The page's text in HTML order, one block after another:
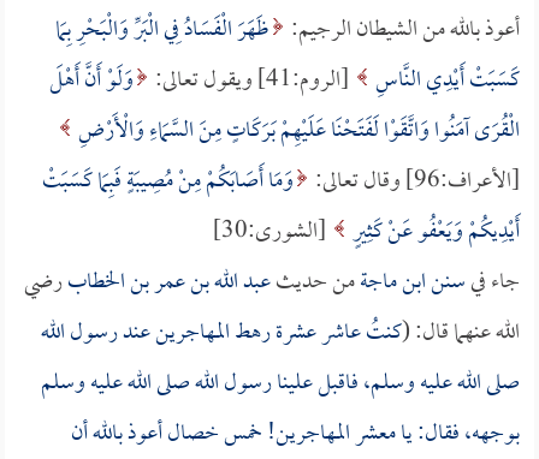
أعوذ بالله من الشيطان الرجيم: ظَهَرَ الْفَسَادُ فِي الْبَرِّ وَالْبَحْرِ بِمَا
كَسَبَتْ أَيْدِي النَّاسِ [الروم:41] ويقول تعالى:
وَلَوْ أَنَّ أَهْلَ
الْقُرَى آمَنُوا وَاتَّقَوْا لَفَتَحْنَا عَلَيْهِمْ بَرَكَاتٍ مِنَ السَّمَاءِ وَالْأَرْضِ
[الأعراف:96] وقال تعالى:
وَمَا أَصَابَكُمْ مِنْ مُصِيبَةٍ فَبِمَا كَسَبَتْ
أَيْدِيكُمْ وَيَعْفُو عَنْ كَثِيرٍ [الشورى:30]
جاء فيسنن ابن ماجةمن حديثعبد الله بن عمر بن الخطابرضي
الله عنهما قال: (كنتُ عاشر عشرة رهط المهاجرين عند رسول الله
صلى الله عليه وسلم، فاقبل علينا رسول الله صلى الله عليه وسلم
بوجهه، فقال: يا معشر المهاجرين! خمس خصال أعوذ بالله أن